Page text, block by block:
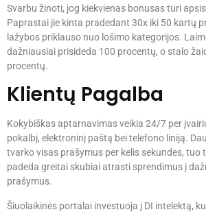
Svarbu žinoti, jog kiekvienas bonusas turi
Paprastai jie kinta pradedant 30x iki 50 kartų
lažybos priklauso nuo lošimo kategorijos.
dažniausiai prisideda 100 procentų, o stalo
procentų.
Klientų Pagalba
Kokybiškas aptarnavimas veikia 24/7 per
pokalbį, elektroninį paštą bei telefono liniją.
tvarko visas prašymus per kelis sekundes, tuo
padeda greitai skubiai atrasti sprendimus į
prašymus.
Šiuolaikinės portalai investuoja į DI intelektą,